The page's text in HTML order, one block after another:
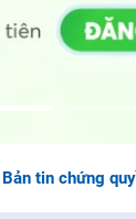
Bản tin chứng